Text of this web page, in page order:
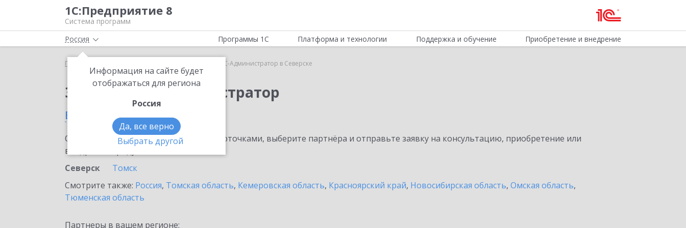
1С:Предприятие 8
Система программ
Россия
Информация на сайте будет
отображаться для региона
Россия
Да, все верно
Выбрать другой
Программы 1С Платформа и технологии Поддержка и обучение Приобретение и внедрение
Главная 1С-Администратор в Северске
Заказать 1С-Администратор
в Северске
Ознакомьтесь с информационными карточками, выберите партнёра и отправьте заявку на консультацию, приобретение или
внедрение продукта.
Северск
Томск
Смотрите также: Россия, Томская область, Кемеровская область, Красноярский край, Новосибирская область, Омская область,
Тюменская область
Партнеры в вашем регионе: